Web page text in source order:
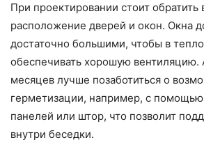
При проектировании стоит обратить
расположение дверей и окон. Окна
достаточно большими, чтобы в
обеспечивать хорошую вентиляцию.
месяцев лучше позаботиться о
герметизации, например, с
панелей или штор, что позволит
внутри беседки.